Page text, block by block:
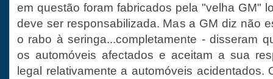
em questão foram fabricados pela "velha GM"
deve ser responsabilizada. Mas a GM diz não
o rabo à seringa...completamente - disseram
os automóveis afectados e aceitam a sua
legal relativamente a automóveis acidentados.